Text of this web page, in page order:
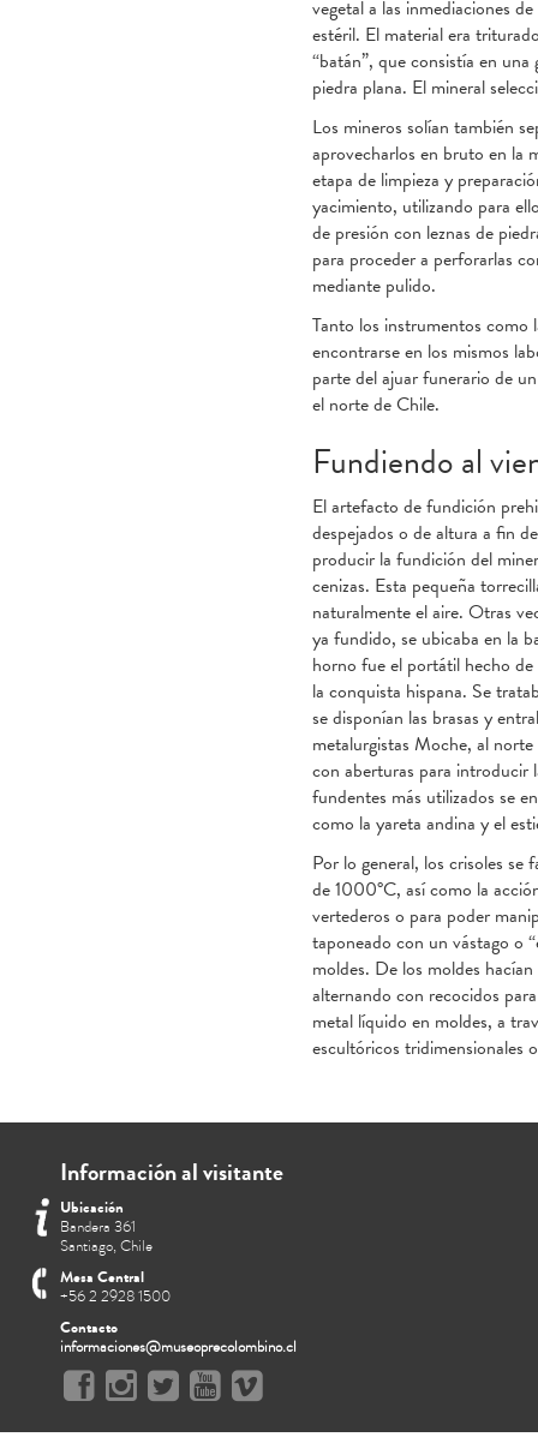
vegetal a las inmediaciones
estéril. El material era
“batán”, que consistía en
piedra plana. El mineral
Los mineros solían también
aprovecharlos en bruto en la
etapa de limpieza y
yacimiento, utilizando para
de presión con leznas de
para proceder a perforarlas
mediante pulido.
Tanto los instrumentos como
encontrarse en los mismos
parte del ajuar funerario de
el norte de Chile.
Fundiendo al
El artefacto de fundición
despejados o de altura a fin
producir la fundición del
cenizas. Esta pequeña
naturalmente el aire. Otras
ya fundido, se ubicaba en la
horno fue el portátil hecho
la conquista hispana. Se
se disponían las brasas y
metalurgistas Moche, al
con aberturas para introducir
fundentes más utilizados se
como la yareta andina y el
Por lo general, los crisoles
de 1000°C, así como la
vertederos o para poder
taponeado con un vástago o
moldes. De los moldes
alternando con recocidos
metal líquido en moldes, a
escultóricos tridimensionales
Información al visitante
Ubicación
Bandera 361
Santiago, Chile
Mesa Central
+56 2 2928 1500
Contacto
informaciones@museoprecolombino.cl